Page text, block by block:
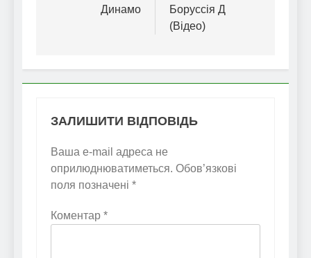
Динамо
Боруссія Д
(Відео)
ЗАЛИШИТИ ВІДПОВІДЬ
Ваша e-mail адреса не
оприлюднюватиметься. Обов’язкові
поля позначені *
Коментар *